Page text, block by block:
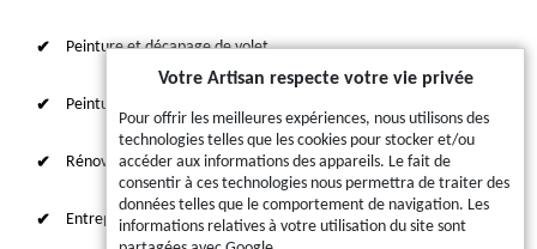
Peinture et décapage de volet
Peinture sur tuile et toiture
Rénovation intérieure 87
Entreprise de ravalement
Votre Artisan respecte votre vie privée
Pour offrir les meilleures expériences, nous utilisons des
technologies telles que les cookies pour stocker et/ou
accéder aux informations des appareils. Le fait de
consentir à ces technologies nous permettra de traiter des
données telles que le comportement de navigation. Les
informations relatives à votre utilisation du site sont